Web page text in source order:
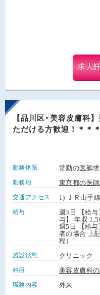
求人
【品川区×美容皮膚科
ただける方歓迎！＊＊
勤務体系 常勤の医師求
勤務地 東京都の医師
交通アクセス 1) ＪＲ山手
給与
週3日 【給
与】 年収
週5日 【給
者の場合 上
程）
施設形態 クリニック
科目 美容皮膚科
職務内容 外来